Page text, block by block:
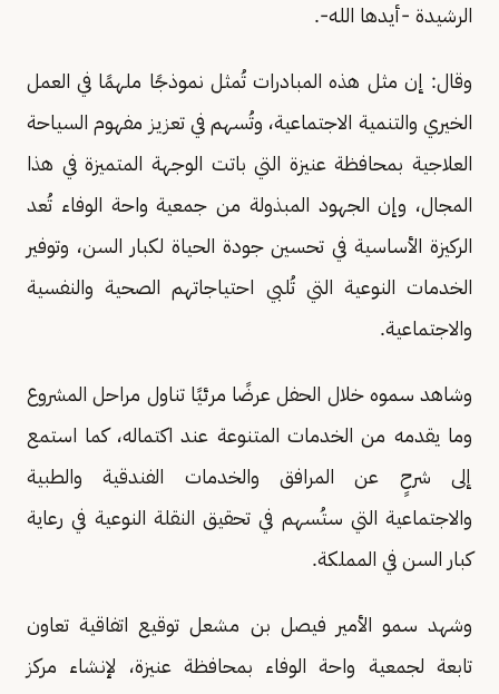
الرشيدة -أيدها الله-.
وقال: إن مثل هذه المبادرات تُمثل نموذجًا ملهمًا في العمل
الخيري والتنمية الاجتماعية، وتُسهم في تعزيز مفهوم السياحة
العلاجية بمحافظة عنيزة التي باتت الوجهة المتميزة في هذا
المجال، وإن الجهود المبذولة من جمعية واحة الوفاء تُعد
الركيزة الأساسية في تحسين جودة الحياة لكبار السن، وتوفير
الخدمات النوعية التي تُلبي احتياجاتهم الصحية والنفسية
والاجتماعية.
وشاهد سموه خلال الحفل عرضًا مرئيًا تناول مراحل المشروع
وما يقدمه من الخدمات المتنوعة عند اكتماله، كما استمع
إلى شرحٍ عن المرافق والخدمات الفندقية والطبية
والاجتماعية التي ستُسهم في تحقيق النقلة النوعية في رعاية
كبار السن في المملكة.
وشهد سمو الأمير فيصل بن مشعل توقيع اتفاقية تعاون
تابعة لجمعية واحة الوفاء بمحافظة عنيزة، لإنشاء مركز